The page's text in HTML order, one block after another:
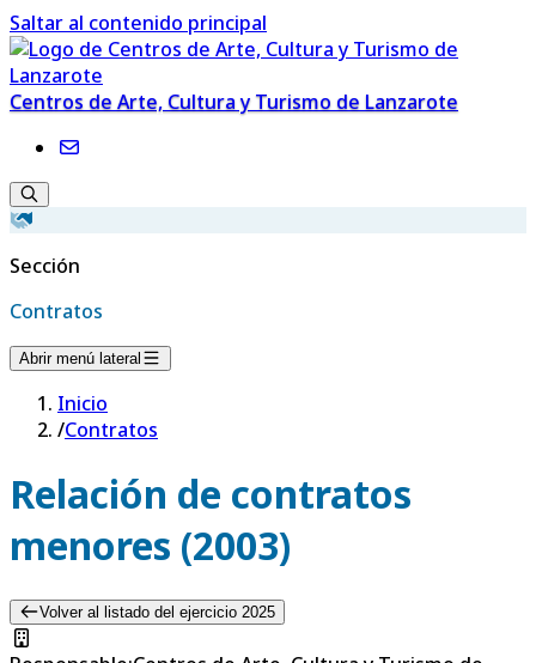
Saltar al contenido principal
Centros de Arte, Cultura y Turismo de Lanzarote
Sección
Contratos
Abrir menú lateral
Inicio
/Contratos
Relación de contratos
menores (2003)
Volver al listado del ejercicio 2025